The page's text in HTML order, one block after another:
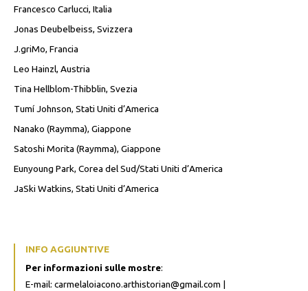
Francesco Carlucci, Italia
Jonas Deubelbeiss, Svizzera
J.griMo, Francia
Leo Hainzl, Austria
Tina Hellblom-Thibblin, Svezia
Tumí Johnson, Stati Uniti d’America
Nanako (Raymma), Giappone
Satoshi Morita (Raymma), Giappone
Eunyoung Park, Corea del Sud/Stati Uniti d’America
JaSki Watkins, Stati Uniti d’America
INFO AGGIUNTIVE
Per informazioni sulle mostre:
E-mail: carmelaloiacono.arthistorian@gmail.com |